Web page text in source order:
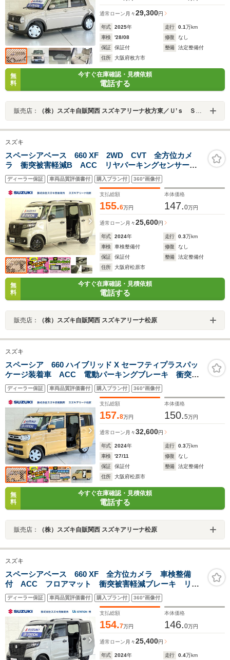
通常ローン 月々29,300円
年式 2025年 走行 0.1万km
車検
'28/08 修復
なし
保証
保証付 整備
法定整備付
住所
大阪府枚方市
無
料
今すぐ在庫確認・見積依頼
電話する
販売店： （株）スズキ自販関西 スズキアリーナ枚方東／Ｕ’ｓ ＳＴＡＴＩＯＮ枚方
スズキ
スペーシアベース 660 XF 2WD CVT 全方位カメ
ラ 衝突被害軽減B ACC リヤパーキングセンサー
フロアマット ルーフレール LEDヘッドランプ ハイ
ビームアシスト シートヒーター スマートキー セキ
ュリティーアラーム
ディーラー保証 車両品質評価書付 購入プラン付 360°画像付
支払総額
155.6万円
本体価格
147.0万円
通常ローン 月々25,600円
年式 2024年 走行 0.3万km
車検
車検整備付 修復
なし
保証
保証付 整備
法定整備付
住所
大阪府松原市
無
料
今すぐ在庫確認・見積依頼
電話する
販売店： （株）スズキ自販関西 スズキアリーナ松原
スズキ
スペーシア 660 ハイブリッド X セーフティプラスパッ
ケージ装着車 ACC 電動パーキングブレーキ 衝突被
害軽減B パーキングセンサー LED ハイビームアシス
ト 後席両側電動スライドドア サーキュレーター オ
ットマン ロールサンシェード シートヒーター 6エア
バック
ディーラー保証 車両品質評価書付 購入プラン付 360°画像付
支払総額
157.8万円
本体価格
150.5万円
通常ローン 月々32,600円
年式 2024年 走行 0.3万km
車検
'27/11 修復
なし
保証
保証付 整備
法定整備付
住所
大阪府松原市
無
料
今すぐ在庫確認・見積依頼
電話する
販売店： （株）スズキ自販関西 スズキアリーナ松原
スズキ
スペーシアベース 660 XF 全方位カメラ 車検整備
付 ACC フロアマット 衝突被害軽減ブレーキ リヤ
パーキングセンサー LEDヘッドランプ ハイビームア
シスト 後席右側電動スライドドア ルーフレール シ
ートヒーター AW
ディーラー保証 車両品質評価書付 購入プラン付 360°画像付
支払総額
154.7万円
本体価格
146.0万円
通常ローン 月々25,400円
年式 2024年 走行 0.4万km